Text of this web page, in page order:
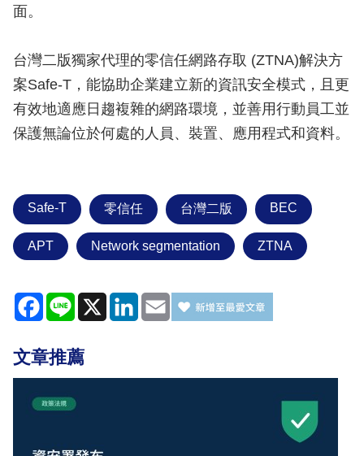
面。
台灣二版獨家代理的零信任網路存取 (ZTNA)解決方
案Safe-T，能協助企業建立新的資訊安全模式，且更
有效地適應日趨複雜的網路環境，並善用行動員工並
保護無論位於何處的人員、裝置、應用程式和資料。
Safe-T 零信任 台灣二版 BEC
APT Network segmentation ZTNA
Facebook
Line X LinkedIn
Email
文章推薦